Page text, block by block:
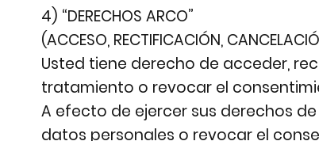
4) “DERECHOS ARCO”
(ACCESO, RECTIFICACIÓN,
Usted tiene derecho de acceder,
tratamiento o revocar el
A efecto de ejercer sus derechos
datos personales o revocar el